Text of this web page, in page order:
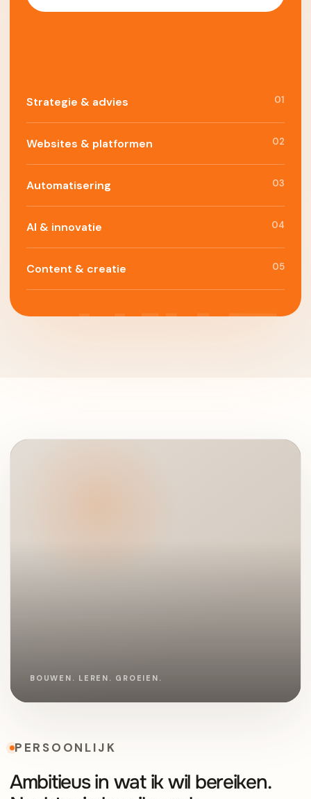
Strategie & advies 01
Websites & platformen 02
Automatisering 03
AI & innovatie 04
Content & creatie 05
PERSOONLIJK
Ambitieus in wat ik wil bereiken.